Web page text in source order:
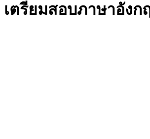
เตรียมสอบภาษาอังก